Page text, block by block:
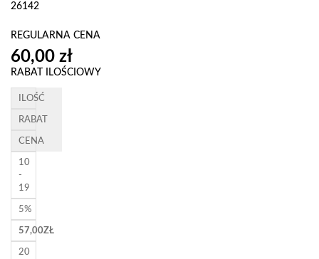
26142
REGULARNA CENA
RABAT ILOŚCIOWY
ILOŚĆ
RABAT
CENA
10
-
19
5%
57,00ZŁ
20